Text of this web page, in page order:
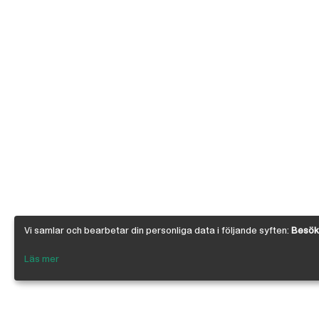
Vi samlar och bearbetar din personliga data i följande syften:
Läs mer